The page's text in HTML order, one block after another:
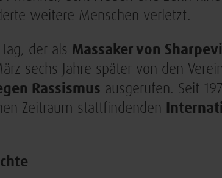
weitere Menschen verletzt.
der als Massaker von
sechs Jahre später von den
Rassismus ausgerufen. Seit
Zeitraum stattfindenden